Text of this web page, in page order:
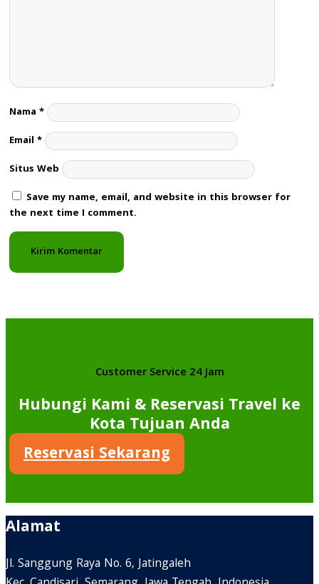
Nama *
Email *
Situs Web
Save my name, email, and website in this browser for
the next time I comment.
Customer Service 24 Jam
Hubungi Kami & Reservasi Travel ke
Kota Tujuan Anda
Reservasi Sekarang
Alamat
Jl. Sanggung Raya No. 6, Jatingaleh